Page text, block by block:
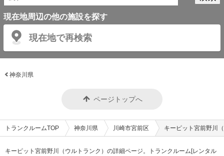
現在地周辺の他の施設を探す
現在地で再検索
神奈川県
ページトップへ
トランクルームTOP 神奈川県 川崎市宮前区 キーピット宮前野川
キーピット宮前野川（ウルトランク）の詳細ページ。トランクルーム[レンタル